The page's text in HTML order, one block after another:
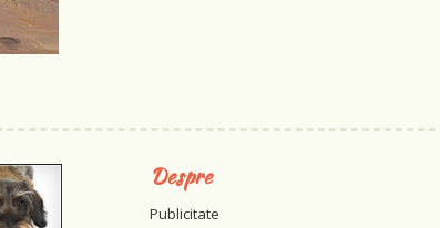
Despre
Publicitate